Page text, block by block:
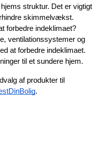
struktur. Det er vigtigt
skimmelvækst.
forbedre indeklimaet?
ventilationssystemer og
at forbedre indeklimaet.
til et sundere hjem.
af produkter til
.